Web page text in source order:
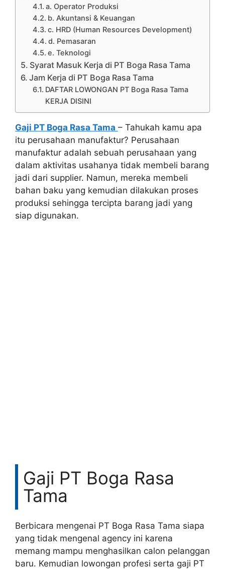
a. Operator Produksi
b. Akuntansi & Keuangan
c. HRD (Human Resources Development)
d. Pemasaran
e. Teknologi
Syarat Masuk Kerja di PT Boga Rasa Tama
Jam Kerja di PT Boga Rasa Tama
DAFTAR LOWONGAN PT Boga Rasa Tama
KERJA DISINI
Gaji PT Boga Rasa Tama – Tahukah kamu apa
itu perusahaan manufaktur? Perusahaan
manufaktur adalah sebuah perusahaan yang
dalam aktivitas usahanya tidak membeli barang
jadi dari supplier. Namun, mereka membeli
bahan baku yang kemudian dilakukan proses
produksi sehingga tercipta barang jadi yang
siap digunakan.
Gaji PT Boga Rasa
Tama
Berbicara mengenai PT Boga Rasa Tama siapa
yang tidak mengenal agency ini karena
memang mampu menghasilkan calon pelanggan
baru. Kemudian lowongan profesi serta gaji PT